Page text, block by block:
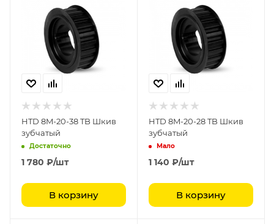
HTD 8M-20-38 TB Шкив
зубчатый
Достаточно
1 780 ₽/шт
В корзину
HTD 8M-20-28 TB Шкив
зубчатый
Мало
1 140 ₽/шт
В корзину